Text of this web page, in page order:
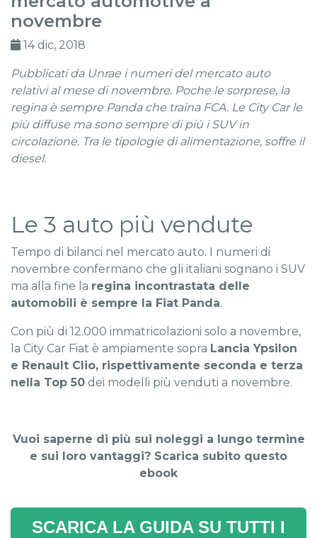
novembre
14 dic, 2018
Pubblicati da Unrae i numeri del mercato auto
relativi al mese di novembre. Poche le sorprese, la
regina è sempre Panda che traina FCA. Le City Car le
più diffuse ma sono sempre di più i SUV in
circolazione. Tra le tipologie di alimentazione, soffre il
diesel.
Le 3 auto più vendute
Tempo di bilanci nel mercato auto. I numeri di
novembre confermano che gli italiani sognano i SUV
ma alla fine la regina incontrastata delle
automobili è sempre la Fiat Panda.
Con più di 12.000 immatricolazioni solo a novembre,
la City Car Fiat è ampiamente sopra Lancia Ypsilon
e Renault Clio, rispettivamente seconda e terza
nella Top 50 dei modelli più venduti a novembre.
Vuoi saperne di più sui noleggi a lungo termine
e sui loro vantaggi? Scarica subito questo
ebook
SCARICA LA GUIDA SU TUTTI I